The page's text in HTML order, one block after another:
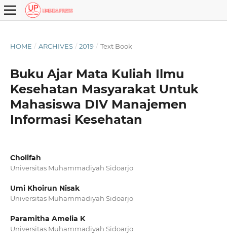
HOME / ARCHIVES / 2019 / Text Book
Buku Ajar Mata Kuliah Ilmu
Kesehatan Masyarakat Untuk
Mahasiswa DIV Manajemen
Informasi Kesehatan
Cholifah
Universitas Muhammadiyah Sidoarjo
Umi Khoirun Nisak
Universitas Muhammadiyah Sidoarjo
Paramitha Amelia K
Universitas Muhammadiyah Sidoarjo